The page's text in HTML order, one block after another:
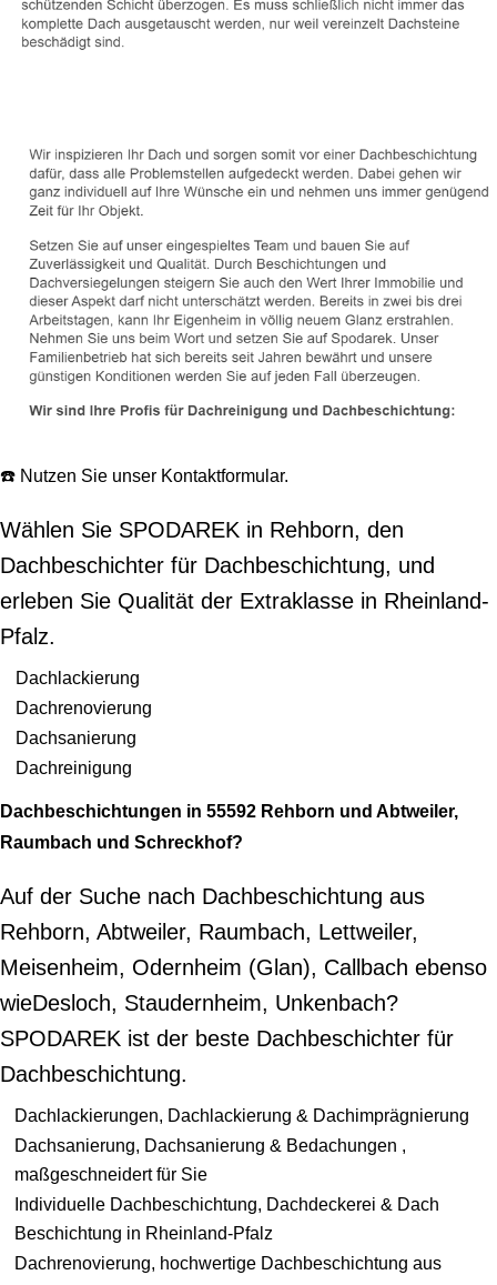
☎️ Nutzen Sie unser Kontaktformular.
Wählen Sie SPODAREK in Rehborn, den
Dachbeschichter für Dachbeschichtung, und
erleben Sie Qualität der Extraklasse in Rheinland-
Pfalz.
Dachlackierung
Dachrenovierung
Dachsanierung
Dachreinigung
Dachbeschichtungen in 55592 Rehborn und Abtweiler,
Raumbach und Schreckhof?
Auf der Suche nach Dachbeschichtung aus
Rehborn, Abtweiler, Raumbach, Lettweiler,
Meisenheim, Odernheim (Glan), Callbach ebenso
wieDesloch, Staudernheim, Unkenbach?
SPODAREK ist der beste Dachbeschichter für
Dachbeschichtung.
Dachlackierungen, Dachlackierung & Dachimprägnierung
Dachsanierung, Dachsanierung & Bedachungen ,
maßgeschneidert für Sie
Individuelle Dachbeschichtung, Dachdeckerei & Dach
Beschichtung in Rheinland-Pfalz
Dachrenovierung, hochwertige Dachbeschichtung aus